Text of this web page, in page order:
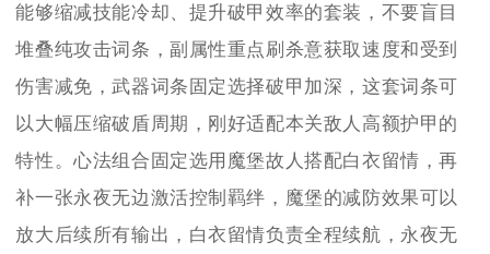
能够缩减技能冷却、提升破甲效率的套装，不要盲目
堆叠纯攻击词条，副属性重点刷杀意获取速度和受到
伤害减免，武器词条固定选择破甲加深，这套词条可
以大幅压缩破盾周期，刚好适配本关敌人高额护甲的
特性。心法组合固定选用魔堡故人搭配白衣留情，再
补一张永夜无边激活控制羁绊，魔堡的减防效果可以
放大后续所有输出，白衣留情负责全程续航，永夜无